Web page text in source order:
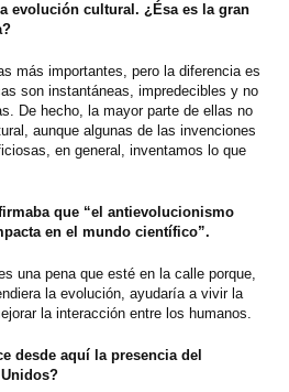
evolución cultural. ¿Ésa es la gran
más importantes, pero la diferencia es
son instantáneas, impredecibles y no
De hecho, la mayor parte de ellas no
aunque algunas de las invenciones
en general, inventamos lo que
que “el antievolucionismo
en el mundo científico”.
una pena que esté en la calle porque,
la evolución, ayudaría a vivir la
la interacción entre los humanos.
desde aquí la presencia del